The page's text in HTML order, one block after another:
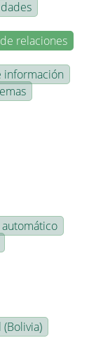
relaciones
información
(Bolivia)